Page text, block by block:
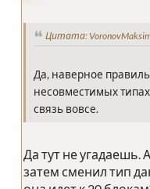
Цитата:
Да, наверное
несовместимых
связь вовсе.
Да тут не угадаешь.
затем сменил тип